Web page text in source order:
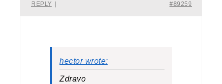
#89259
REPLY
hector wrote:
Zdravo